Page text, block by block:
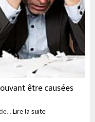
être causées
Lire la suite